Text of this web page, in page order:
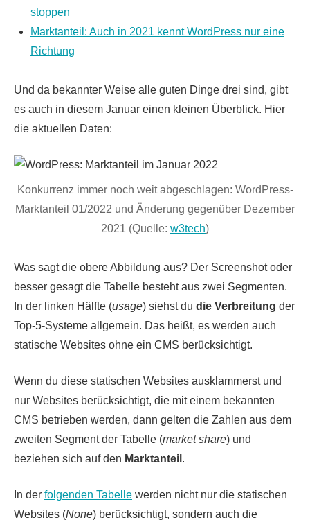
stoppen
Marktanteil: Auch in 2021 kennt WordPress nur eine
Richtung
Und da bekannter Weise alle guten Dinge drei sind, gibt
es auch in diesem Januar einen kleinen Überblick. Hier
die aktuellen Daten:
Konkurrenz immer noch weit abgeschlagen: WordPress-
Marktanteil 01/2022 und Änderung gegenüber Dezember
2021 (Quelle: w3tech)
Was sagt die obere Abbildung aus? Der Screenshot oder
besser gesagt die Tabelle besteht aus zwei Segmenten.
In der linken Hälfte (usage) siehst du die Verbreitung der
Top-5-Systeme allgemein. Das heißt, es werden auch
statische Websites ohne ein CMS berücksichtigt.
Wenn du diese statischen Websites ausklammerst und
nur Websites berücksichtigt, die mit einem bekannten
CMS betrieben werden, dann gelten die Zahlen aus dem
zweiten Segment der Tabelle (market share) und
beziehen sich auf den Marktanteil .
In der folgenden Tabelle werden nicht nur die statischen
Websites (None) berücksichtigt, sondern auch die